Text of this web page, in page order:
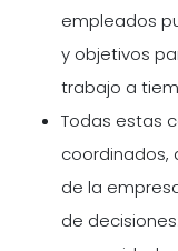
empleados
y objetivos
trabajo a
Todas estas
coordinados,
de la
de